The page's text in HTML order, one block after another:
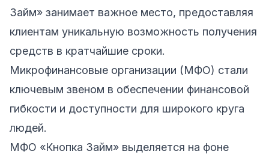
Займ» занимает важное место, предоставляя
клиентам уникальную возможность получения
средств в кратчайшие сроки.
Микрофинансовые организации (МФО) стали
ключевым звеном в обеспечении финансовой
гибкости и доступности для широкого круга
людей.
МФО «Кнопка Займ» выделяется на фоне